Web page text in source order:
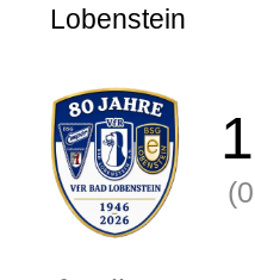
Lobenstein
1
(0